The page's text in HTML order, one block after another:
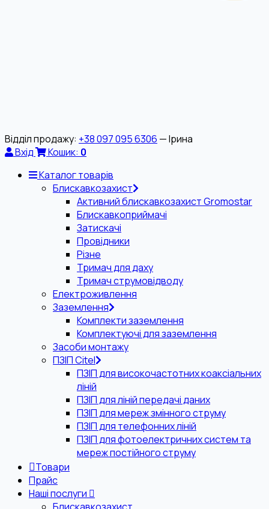
Відділ продажу: +38 097 095 6306 — Ірина
Вхід
Кошик: 0
Каталог товарів
Блискавкозахист
Активний блискавкозахист Gromostar
Блискавкоприймачі
Затискачі
Провідники
Різне
Тримач для даху
Тримач струмовідводу
Електроживлення
Заземлення
Комплекти заземлення
Комплектуючі для заземлення
Засоби монтажу
ПЗІП Citel
ПЗІП для високочастотних коаксіальних
ліній
ПЗІП для ліній передачі даних
ПЗІП для мереж змінного струму
ПЗІП для телефонних ліній
ПЗІП для фотоелектричних систем та
мереж постійного струму
Товари
Прайс
Наші послуги